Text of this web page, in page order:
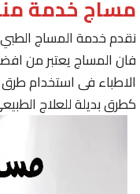
مساج خدمة منازل ٢٤ ساعة
نقدم خدمة المساج
فان المساج يعتبر من
الاطباء فى استخدام
كطرق بديلة للعلاج